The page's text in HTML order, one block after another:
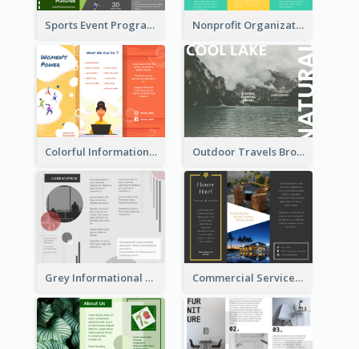
Sports Event Program Informational Tri Fold Brochure Nonprofit Organization Animal Informational Tri Fold Brochure
Colorful Informational Tri Fold Brochure Outdoor Travels Brochure
Grey Informational Tri Fold Brochure Commercial Services Tri Fold Brochure